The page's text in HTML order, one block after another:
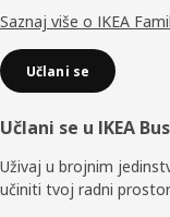
Saznaj više o IKEA
Učlani se
Učlani se u IKEA
Uživaj u brojnim
učiniti tvoj radni